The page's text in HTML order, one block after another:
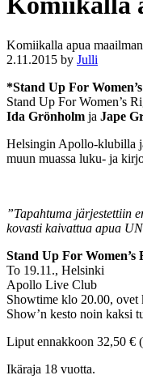
Komiikalla apua
2.11.2015 by Julli
*Stand Up For
Stand Up For Women’s
Ida Grönholm ja Jape
Helsingin Apollo-klubilla
muun muassa luku- ja
”Tapahtuma järjestettiin
kovasti kaivattua apua
Stand Up For Women’s
To 19.11., Helsinki
Apollo Live Club
Showtime klo 20.00, ovet
Show’n kesto noin kaksi
Liput ennakkoon 32,50 €
Ikäraja 18 vuotta.